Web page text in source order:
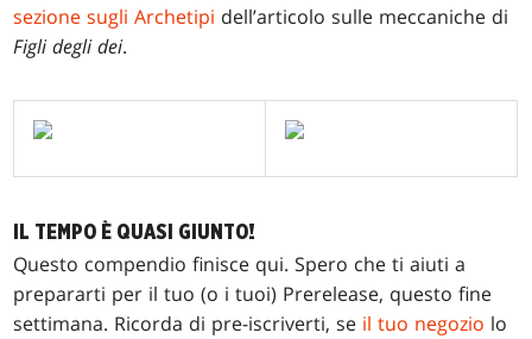
sezione sugli Archetipi dell’articolo sulle meccaniche di
Figli degli dei.
IL TEMPO È QUASI GIUNTO!
Questo compendio finisce qui. Spero che ti aiuti a
prepararti per il tuo (o i tuoi) Prerelease, questo fine
settimana. Ricorda di pre-iscriverti, se il tuo negozio lo